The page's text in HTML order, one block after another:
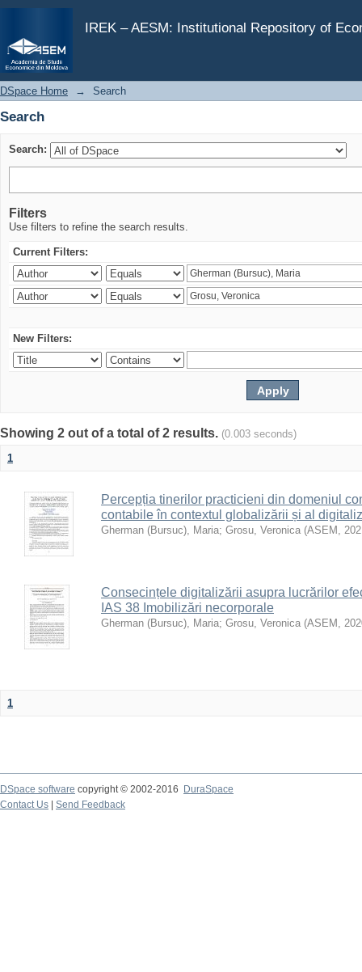
IREK – AESM: Institutional Repository of
Search
DSpace Home → Search
Search
Search:
Filters
Use filters to refine the search results.
Current Filters:
New Filters:
Showing 2 out of a total of 2 results. (0.003 seconds)
1
Percepția tinerilor practicieni din domeniul
contabile în contextul globalizării și al
Gherman (Bursuc), Maria; Grosu, Veronica (ASEM ,
Consecințele digitalizării asupra lucrărilor
IAS 38 Imobilizări necorporale
Gherman (Bursuc), Maria; Grosu, Veronica (ASEM ,
1
DSpace software copyright © 2002-2016
DuraSpace
Contact Us
Send Feedback